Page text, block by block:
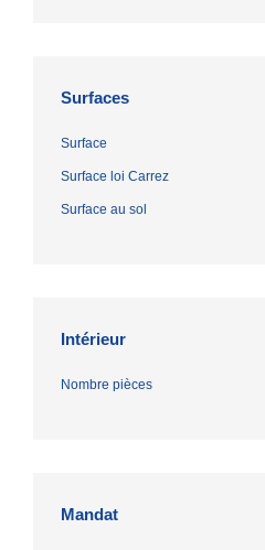
Surfaces
Surface
Surface loi Carrez
Surface au sol
Intérieur
Nombre pièces
Mandat